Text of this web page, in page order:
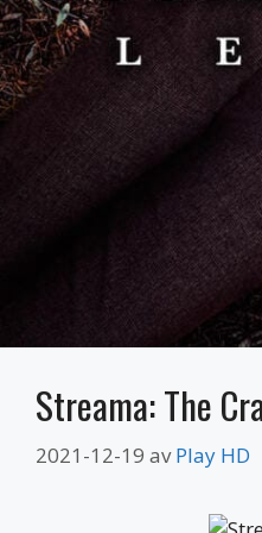
Streama: The
2021-12-19 avPlay HD